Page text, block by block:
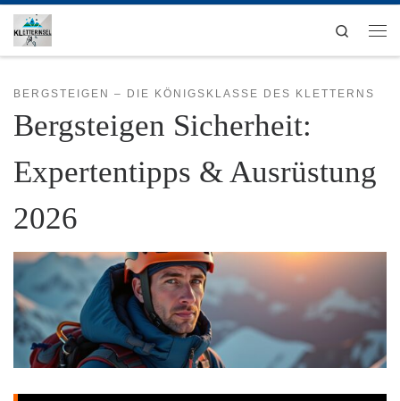
Zum Inhalt springen
Search
BERGSTEIGEN – DIE KÖNIGSKLASSE DES KLETTERNS
Bergsteigen Sicherheit:
Expertentipps & Ausrüstung
2026